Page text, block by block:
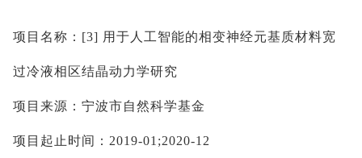
项目名称： [3] 用于人工智能的相变神经元基质材料宽
过冷液相区结晶动力学研究
项目来源：宁波市自然科学基金
项目起止时间： 2019-01;2020-12